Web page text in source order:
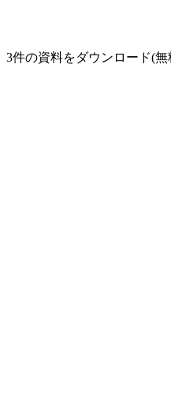
3件の資料をダウンロード(無